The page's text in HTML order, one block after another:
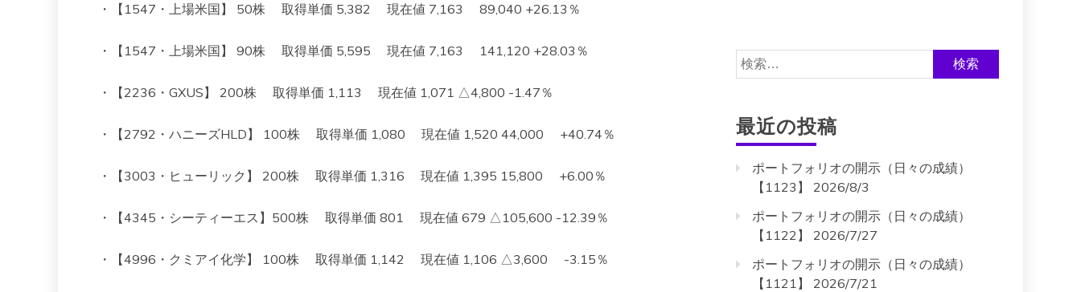
・【1547・上場米国】 50株 取得単価 5,382 現在値 7,163 89,040 +26.13％
・【1547・上場米国】 90株 取得単価 5,595 現在値 7,163 141,120 +28.03％
・【2236・GXUS】 200株 取得単価 1,113 現在値 1,071 △4,800 -1.47％
・【2792・ハニーズHLD】 100株 取得単価 1,080 現在値 1,520 44,000 +40.74％
・【3003・ヒューリック】 200株 取得単価 1,316 現在値 1,395 15,800 +6.00％
・【4345・シーティーエス】500株 取得単価 801 現在値 679 △105,600 -12.39％
・【4996・クミアイ化学】 100株 取得単価 1,142 現在値 1,106 △3,600 -3.15％
検
索:
最近の投稿
ポートフォリオの開示（日々の成績）
【1123】 2026/8/3
ポートフォリオの開示（日々の成績）
【1122】 2026/7/27
ポートフォリオの開示（日々の成績）
【1121】 2026/7/21